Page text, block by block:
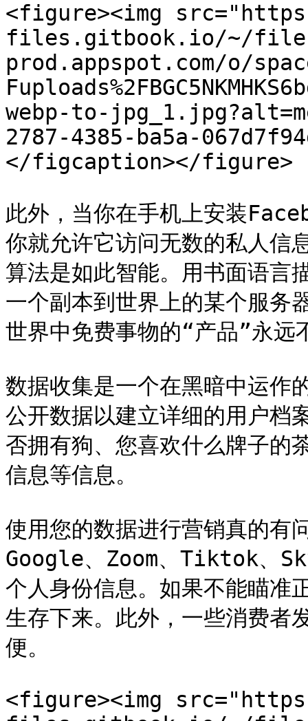
<figure><img
files.gitbook.io/~/
prod.appspot.com/o/
webp-to-
2787-4385-ba5a-
</figcaption></figure>
此外，当你在手机上安装
你就允许它访问无数的私人信
算法是如此智能。用书面语言
一个副本到世界上的某个服务
世界中免费事物的“产品”永远
数据收集是一个在黑暗中运作
公开数据以建立详细的用户档
否拥有狗、您喜欢什么牌子的
信息等信息。
使用您的数据进行营销真的有
Google、Zoom、Tiktok、
个人身份信息。如果不能瞄准
生存下来。此外，一些消费者
便。
<figure><img